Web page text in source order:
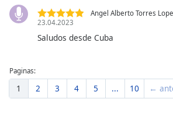
Color
Text
Background
Angel Alberto Torres
23.04.2023
Saludos desde Cuba
Paginas:
1 2 3 4 5 ... 10 ←